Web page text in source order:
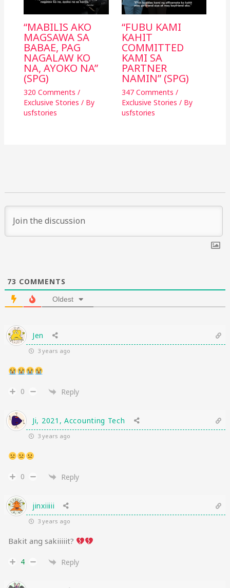
“MABILIS AKO
MAGSAWA SA
BABAE, PAG
NAGALAW KO
NA, AYOKO NA”
(SPG)
320 Comments /
Exclusive Stories / By
usfstories
“FUBU KAMI
KAHIT
COMMITTED
KAMI SA
PARTNER
NAMIN” (SPG)
347 Comments /
Exclusive Stories / By
usfstories
73 COMMENTS
Oldest
Jen
3 years ago
0 Reply
Ji, 2021, Accounting Tech
3 years ago
0 Reply
jinxiiiii
3 years ago
Bakit ang sakiiiiit?
4 Reply